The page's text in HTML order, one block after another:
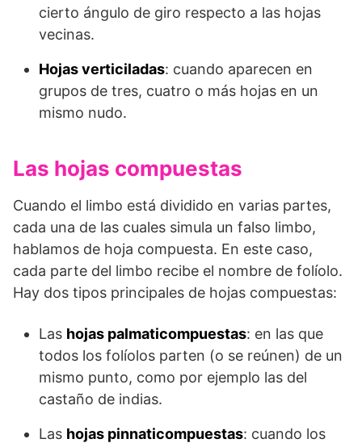
cierto ángulo de giro respecto a las hojas
vecinas.
Hojas verticiladas: cuando aparecen en
grupos de tres, cuatro o más hojas en un
mismo nudo.
Las hojas compuestas
Cuando el limbo está dividido en varias partes,
cada una de las cuales simula un falso limbo,
hablamos de hoja compuesta. En este caso,
cada parte del limbo recibe el nombre de folíolo.
Hay dos tipos principales de hojas compuestas:
Las hojas palmaticompuestas: en las que
todos los folíolos parten (o se reúnen) de un
mismo punto, como por ejemplo las del
castaño de indias.
Las hojas pinnaticompuestas: cuando los